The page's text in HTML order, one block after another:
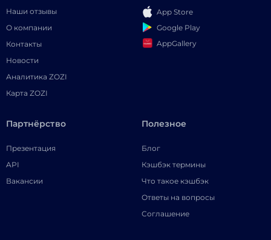
Наши отзывы
О компании
Контакты
Новости
Аналитика ZOZI
Карта ZOZI
App Store
Google Play
AppGallery
Партнёрство
Презентация
API
Вакансии
Полезное
Блог
Кэшбэк термины
Что такое кэшбэк
Ответы на вопросы
Соглашение